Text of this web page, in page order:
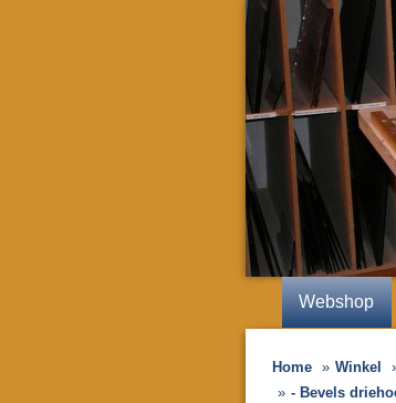
Webshop
Home Winkel
- Bevels